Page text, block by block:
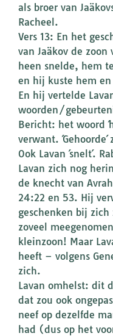
als broer van
Racheel.
Vers 13: En het
van Jaäkov de
heen snelde, hem
en hij kuste hem
En hij vertelde
woorden/
Bericht: het woord
verwant.
Ook Lavan ´snelt´.
Lavan zich nog
de knecht van
24:22 en 53. Hij
geschenken bij zich
zoveel
kleinzoon! Maar
heeft – volgens
zich.
Lavan omhelst: dit
dat zou ook
neef op dezelfde
had (dus op het